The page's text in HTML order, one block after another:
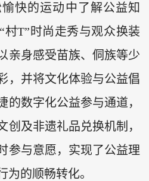
快的运动中了解公益知
T”时尚走秀与观众换装
亲身感受苗族、侗族等少
，并将文化体验与公益倡
的数字化公益参与通道，
创及非遗礼品兑换机制，
参与意愿，实现了公益理
为的顺畅转化。